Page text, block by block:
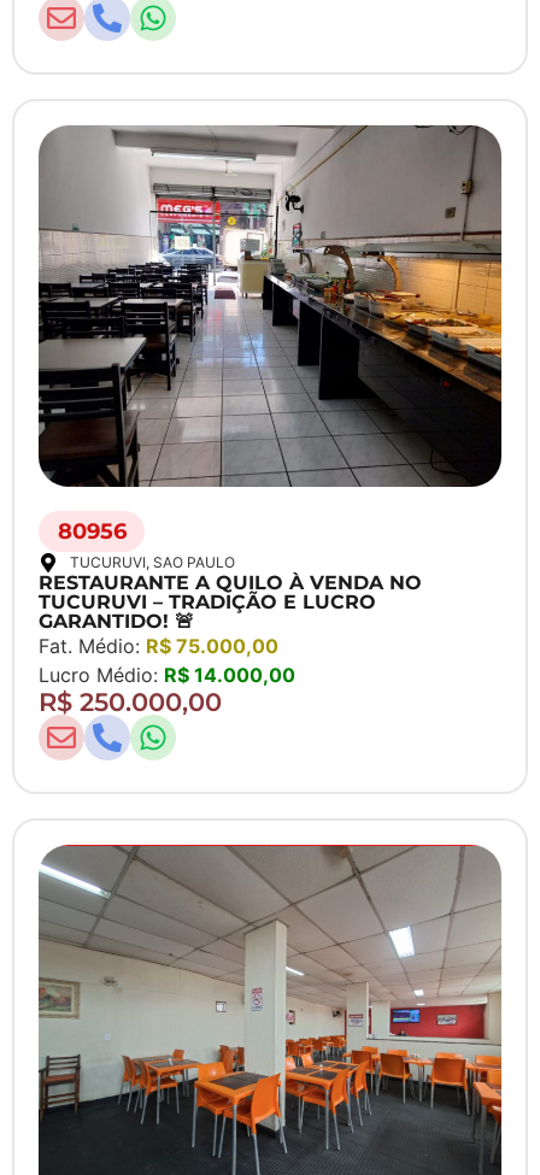
80956
TUCURUVI, SAO PAULO
RESTAURANTE A QUILO À VENDA NO
TUCURUVI – TRADIÇÃO E LUCRO
GARANTIDO! 🚨
Fat. Médio: R$ 75.000,00
Lucro Médio: R$ 14.000,00
R$ 250.000,00